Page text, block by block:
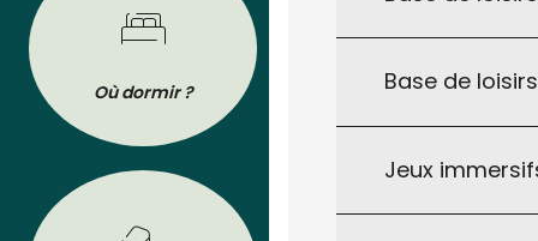
Base de
Jeux
Où dormir ? Où manger ?